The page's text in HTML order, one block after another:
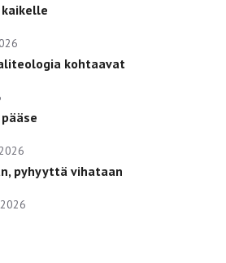
kohtaavat
pyhyyttä vihataan